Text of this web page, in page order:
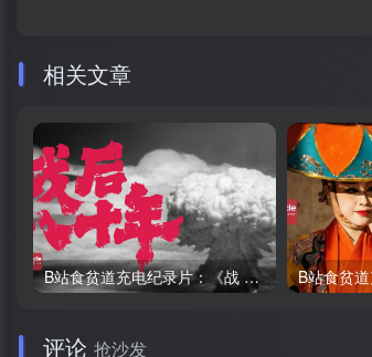
相关文章
B站食贫道充电纪录片：《战 后 八 十 年》日本系列第二期免费
评论 抢沙发